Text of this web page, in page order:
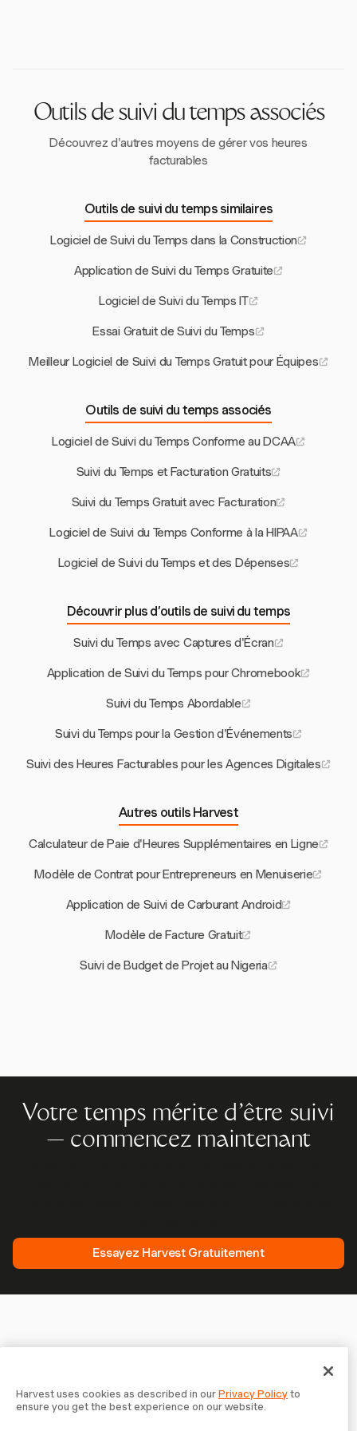
qui peut affecter l'évolutivité et l'utilisabilité à long
terme à mesure que les équipes et les projets se
Outils de suivi du temps associés
Découvrez d'autres moyens de gérer vos heures
facturables
Outils de suivi du temps similaires
Logiciel de Suivi du Temps dans la Construction
Application de Suivi du Temps Gratuite
Logiciel de Suivi du Temps IT
Essai Gratuit de Suivi du Temps
Meilleur Logiciel de Suivi du Temps Gratuit pour Équipes
Outils de suivi du temps associés
Logiciel de Suivi du Temps Conforme au DCAA
Suivi du Temps et Facturation Gratuits
Suivi du Temps Gratuit avec Facturation
Logiciel de Suivi du Temps Conforme à la HIPAA
Logiciel de Suivi du Temps et des Dépenses
Découvrir plus d’outils de suivi du temps
Suivi du Temps avec Captures d'Écran
Application de Suivi du Temps pour Chromebook
Suivi du Temps Abordable
Suivi du Temps pour la Gestion d'Événements
Suivi des Heures Facturables pour les Agences Digitales
Autres outils Harvest
Calculateur de Paie d'Heures Supplémentaires en Ligne
Modèle de Contrat pour Entrepreneurs en Menuiserie
Application de Suivi de Carburant Android
Modèle de Facture Gratuit
Suivi de Budget de Projet au Nigeria
Votre temps mérite d'être suivi
— commencez maintenant
Essayez Harvest Gratuitement
Harvest uses cookies as described in ourPrivacy Policyto
ensure you get the best experience on our website.